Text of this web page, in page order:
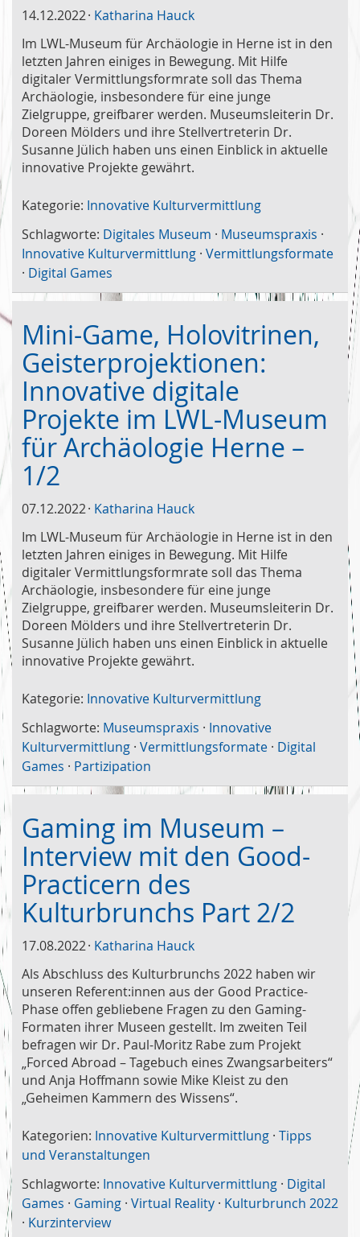
14.12.2022 Katharina Hauck
Im LWL-Museum für Archäologie in Herne ist in den
letzten Jahren einiges in Bewegung. Mit Hilfe
digitaler Vermittlungsformrate soll das Thema
Archäologie, insbesondere für eine junge
Zielgruppe, greifbarer werden. Museumsleiterin Dr.
Doreen Mölders und ihre Stellvertreterin Dr.
Susanne Jülich haben uns einen Einblick in aktuelle
innovative Projekte gewährt.
Kategorie: Innovative Kulturvermittlung
Schlagworte: Digitales Museum · Museumspraxis ·
Innovative Kulturvermittlung · Vermittlungsformate
· Digital Games
Mini-Game, Holovitrinen,
Geisterprojektionen:
Innovative digitale
Projekte im LWL-Museum
für Archäologie Herne –
1/2
07.12.2022 Katharina Hauck
Im LWL-Museum für Archäologie in Herne ist in den
letzten Jahren einiges in Bewegung. Mit Hilfe
digitaler Vermittlungsformrate soll das Thema
Archäologie, insbesondere für eine junge
Zielgruppe, greifbarer werden. Museumsleiterin Dr.
Doreen Mölders und ihre Stellvertreterin Dr.
Susanne Jülich haben uns einen Einblick in aktuelle
innovative Projekte gewährt.
Kategorie: Innovative Kulturvermittlung
Schlagworte: Museumspraxis · Innovative
Kulturvermittlung · Vermittlungsformate · Digital
Games · Partizipation
Gaming im Museum –
Interview mit den Good-
Practicern des
Kulturbrunchs Part 2/2
17.08.2022 Katharina Hauck
Als Abschluss des Kulturbrunchs 2022 haben wir
unseren Referent:innen aus der Good Practice-
Phase offen gebliebene Fragen zu den Gaming-
Formaten ihrer Museen gestellt. Im zweiten Teil
befragen wir Dr. Paul-Moritz Rabe zum Projekt
„Forced Abroad – Tagebuch eines Zwangsarbeiters“
und Anja Hoffmann sowie Mike Kleist zu den
„Geheimen Kammern des Wissens“.
Kategorien: Innovative Kulturvermittlung · Tipps
und Veranstaltungen
Schlagworte: Innovative Kulturvermittlung · Digital
Games · Gaming · Virtual Reality · Kulturbrunch 2022
· Kurzinterview